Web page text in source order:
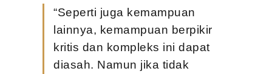
“Seperti juga kemampuan
lainnya, kemampuan berpikir
kritis dan kompleks ini dapat
diasah. Namun jika tidak